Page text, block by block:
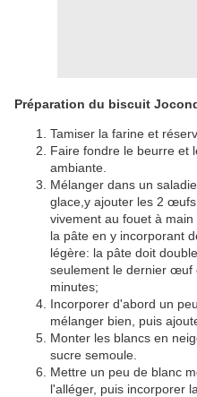
Préparation du biscuit
Tamiser la farine et
Faire fondre le beurre et
ambiante.
Mélanger dans un
glace,y ajouter les 2
vivement au fouet à
la pâte en y incorporant
légère: la pâte doit
seulement le dernier œuf
minutes;
Incorporer d'abord un
mélanger bien, puis
Monter les blancs en
sucre semoule.
Mettre un peu de blanc
l'alléger, puis incorporer